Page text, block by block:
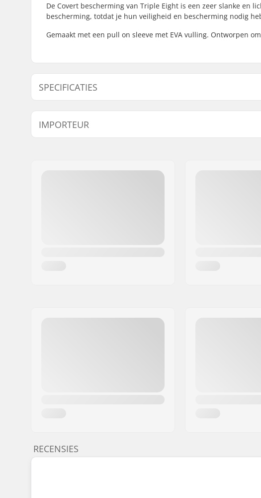
De Covert bescherming van Triple Eight is een zeer slanke en
bescherming, totdat je hun veiligheid en bescherming nodig
Gemaakt met een pull on sleeve met EVA vulling. Ontworpen
SPECIFICATIES
Geslacht:
Unisex
Foam:
Caps:
Hardcap
IMPORTEUR
RECENSIES